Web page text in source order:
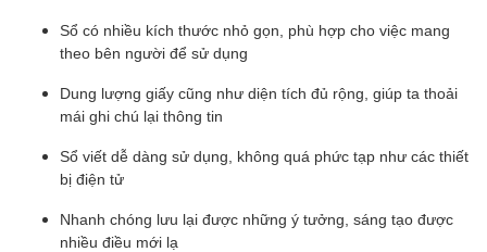
Sổ có nhiều kích thước nhỏ gọn, phù hợp cho việc mang
theo bên người để sử dụng
Dung lượng giấy cũng như diện tích đủ rộng, giúp ta thoải
mái ghi chú lại thông tin
Sổ viết dễ dàng sử dụng, không quá phức tạp như các thiết
bị điện tử
Nhanh chóng lưu lại được những ý tưởng, sáng tạo được
nhiều điều mới lạ